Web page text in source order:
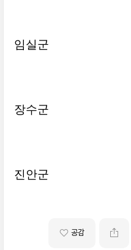
임실군
장수군
진안군
공감